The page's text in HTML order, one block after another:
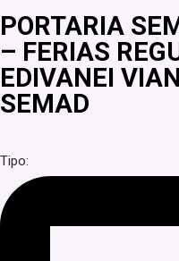
PORTARIA
– FERIAS
EDIVANEI
SEMAD
Tipo: